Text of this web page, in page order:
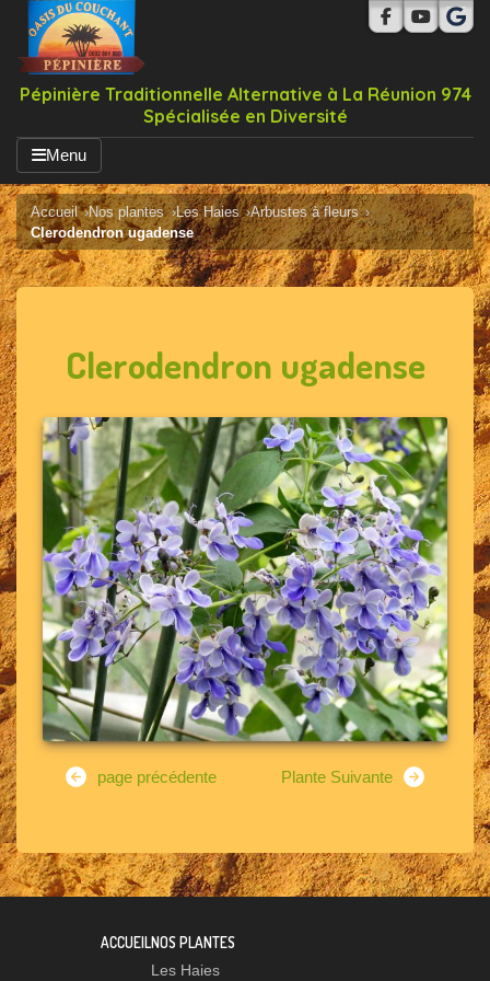
Pépinière Traditionnelle Alternative à La Réunion 974
Spécialisée en Diversité
Menu
Accueil Nos plantes Les Haies
Arbustes à fleurs
Clerodendron ugadense
Clerodendron ugadense
page précédente Plante Suivante
ACCUEILNOS PLANTES
Les Haies